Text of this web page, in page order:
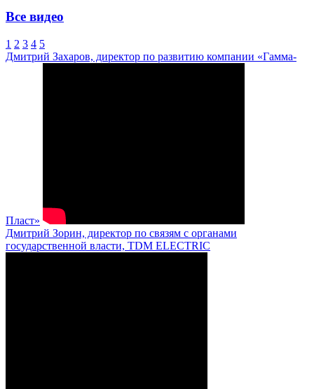
Все видео
1 2 3 4 5
Дмитрий Захаров, директор по развитию компании «Гамма-
Пласт»
Дмитрий Зорин, директор по связям с органами
государственной власти, TDM ELECTRIC